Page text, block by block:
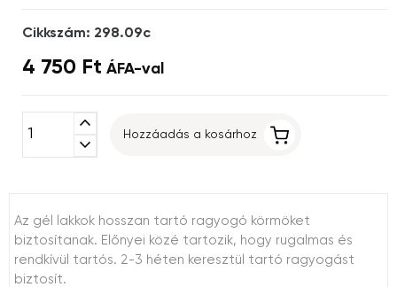
Cikkszám: 298.09c
4 750 Ft ÁFA-val
expand_less
expand_more
Hozzáadás a kosárhoz
Az gél lakkok hosszan tartó ragyogó körmöket
biztosítanak. Előnyei közé tartozik, hogy rugalmas és
rendkívül tartós. 2-3 héten keresztül tartó ragyogást
biztosít.